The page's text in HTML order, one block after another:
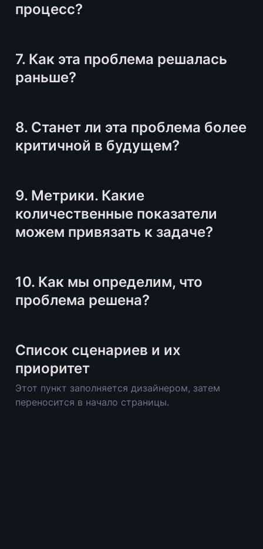
процесс?
7. Как эта проблема решалась
раньше?
8. Станет ли эта проблема более
критичной в будущем?
9. Метрики. Какие
количественные показатели
можем привязать к задаче?
10. Как мы определим, что
проблема решена?
Список сценариев и их
приоритет
Этот пункт заполняется дизайнером, затем
переносится в начало страницы.